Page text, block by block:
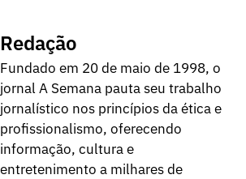
Redação
Fundado em 20 de maio de 1998, o
jornal A Semana pauta seu trabalho
jornalístico nos princípios da ética e
profissionalismo, oferecendo
informação, cultura e
entretenimento a milhares de